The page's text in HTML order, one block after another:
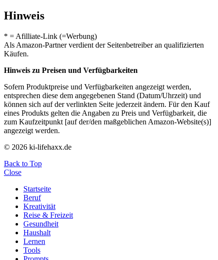
Hinweis
* = Afilliate-Link (=Werbung)
Als Amazon-Partner verdient der Seitenbetreiber an qualifizierten
Käufen.
Hinweis zu Preisen und Verfügbarkeiten
Sofern Produktpreise und Verfügbarkeiten angezeigt werden,
entsprechen diese dem angegebenen Stand (Datum/Uhrzeit) und
können sich auf der verlinkten Seite jederzeit ändern. Für den Kauf
eines Produkts gelten die Angaben zu Preis und Verfügbarkeit, die
zum Kaufzeitpunkt [auf der/den maßgeblichen Amazon-Website(s)]
angezeigt werden.
© 2026 ki-lifehaxx.de
Back to Top
Close
Startseite
Beruf
Kreativität
Reise & Freizeit
Gesundheit
Haushalt
Lernen
Tools